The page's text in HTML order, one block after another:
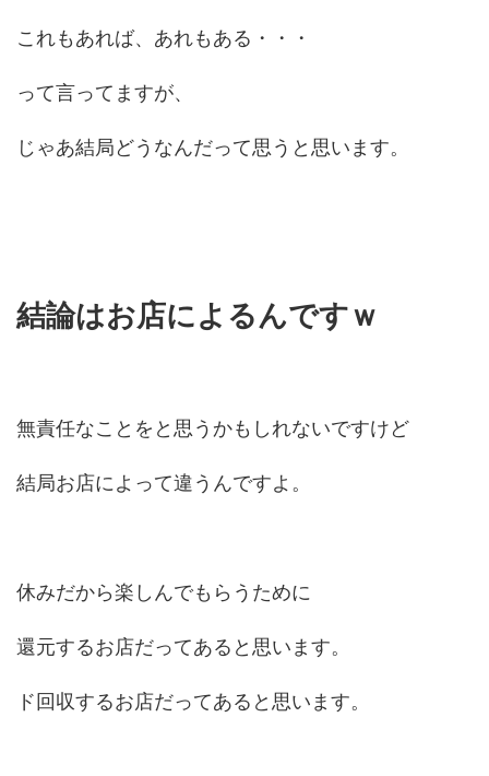
これもあれば、あれもある・・・
って言ってますが、
じゃあ結局どうなんだって思うと思います。
結論はお店によるんですｗ
無責任なことをと思うかもしれないですけど
結局お店によって違うんですよ。
休みだから楽しんでもらうために
還元するお店だってあると思います。
ド回収するお店だってあると思います。